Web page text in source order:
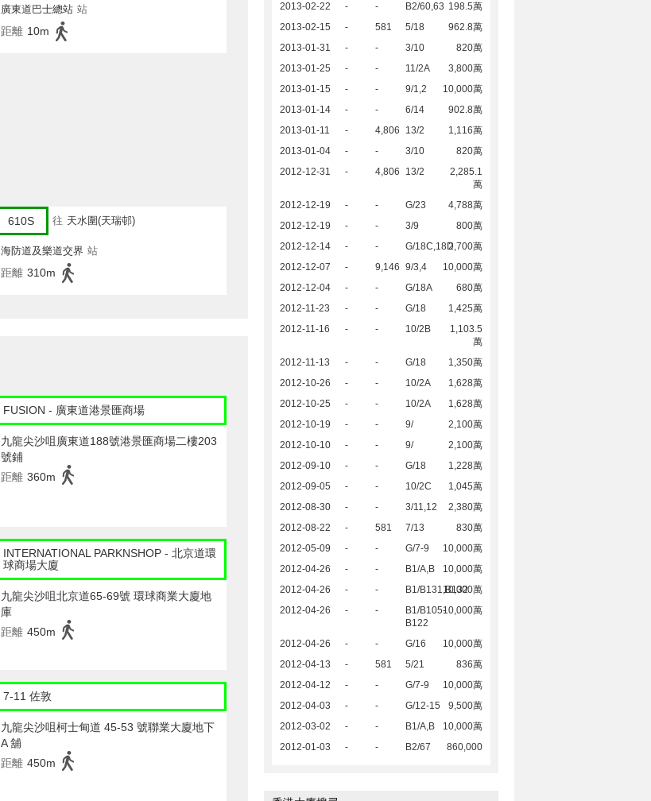
2013-02-22
- - B2/60,63 198.5萬
2013-02-15
- 581 5/18
962.8萬
2013-01-31
- - 3/10
820萬
2013-01-25
- - 11/2A
3,800萬
2013-01-15
- - 9/1,2
10,000萬
2013-01-14
- - 6/14
902.8萬
2013-01-11
- 4,806 13/2
1,116萬
2013-01-04
- - 3/10
820萬
2012-12-31
- 4,806 13/2
2,285.1
萬
2012-12-19
- - G/23
4,788萬
2012-12-19
- - 3/9
800萬
2012-12-14
- - G/18C,18D2,700萬
2012-12-07
- 9,146 9/3,4
10,000萬
2012-12-04
- - G/18A
680萬
2012-11-23
- - G/18
1,425萬
2012-11-16
- - 10/2B
1,103.5
萬
2012-11-13
- - G/18
1,350萬
2012-10-26
- - 10/2A
1,628萬
2012-10-25
- - 10/2A
1,628萬
2012-10-19
- - 9/
2,100萬
2012-10-10
- - 9/
2,100萬
2012-09-10
- - G/18
1,228萬
2012-09-05
- - 10/2C
1,045萬
2012-08-30
- - 3/11,12
2,380萬
2012-08-22
- 581 7/13
830萬
2012-05-09
- - G/7-9
10,000萬
2012-04-26
- - B1/A,B
10,000萬
2012-04-26
- - B1/B131,B132
10,000萬
2012-04-26
- -
B1/B105-
B122
10,000萬
2012-04-26 - - G/16
10,000萬
2012-04-13
- 581 5/21
836萬
2012-04-12
- - G/7-9
10,000萬
2012-04-03
- - G/12-15
9,500萬
2012-03-02
- - B1/A,B
10,000萬
2012-01-03
- - B2/67 860,000
廣東道巴士總站 站
距離 10m
610S 往 天水圍(天瑞邨)
海防道及樂道交界 站
距離 310m
FUSION - 廣東道港景匯商場
九龍尖沙咀廣東道188號港景匯商場二樓203
號鋪
距離 360m
INTERNATIONAL PARKNSHOP - 北京道環
球商場大廈
九龍尖沙咀北京道65-69號 環球商業大廈地
庫
距離 450m
7-11 佐敦
九龍尖沙咀柯士甸道 45-53 號聯業大廈地下
A 舖
距離 450m